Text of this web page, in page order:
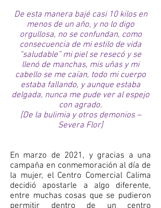
De esta manera bajé casi 10 kilos en
menos de un año, y no lo digo
orgullosa, no se confundan, como
consecuencia de mi estilo de vida
“saludable” mi piel se resecó y se
llenó de manchas, mis uñas y mi
cabello se me caían, todo mi cuerpo
estaba fallando, y aunque estaba
delgada, nunca me pude ver al espejo
con agrado.
[De la bulimia y otros demonios –
Severa Flor]
En marzo de 2021, y gracias a una
campaña en conmemoración al día de
la mujer, el Centro Comercial Calima
decidió apostarle a algo diferente,
entre muchas cosas que se pudieron
permitir dentro de un centro